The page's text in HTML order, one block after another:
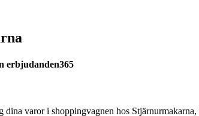
erbjudanden365
varor i shoppingvagnen hos